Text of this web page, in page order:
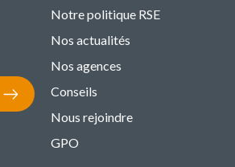
Notre politique RSE
Nos actualités
Nos agences
Conseils
Nous rejoindre
GPO